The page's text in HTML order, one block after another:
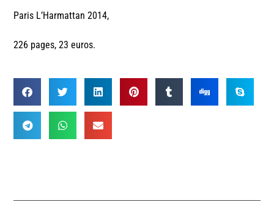
Paris L’Harmattan 2014,
226 pages, 23 euros.